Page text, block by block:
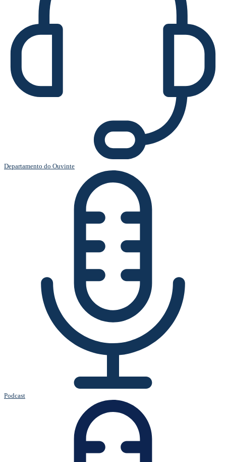
Departamento do Ouvinte
Podcast